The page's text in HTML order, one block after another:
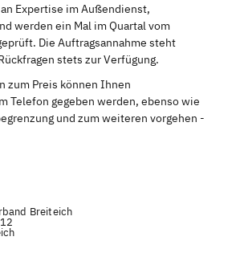
Expertise im Außendienst,
werden ein Mal im Quartal vom
Die Auftragsannahme steht
stets zur Verfügung.
zum Preis können Ihnen
Telefon gegeben werden, ebenso wie
und zum weiteren vorgehen -
Breiteich